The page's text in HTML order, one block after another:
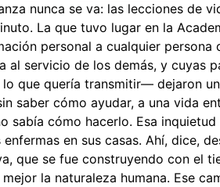
nunca se va: las lecciones de
La que tuvo lugar en la
personal a cualquier persona
al servicio de los demás, y cuyas
que quería transmitir— dejaron
saber cómo ayudar, a una vida
sabía cómo hacerlo. Esa
enfermas en sus casas. Ahí, dice,
que se fue construyendo con el
la naturaleza humana. Ese